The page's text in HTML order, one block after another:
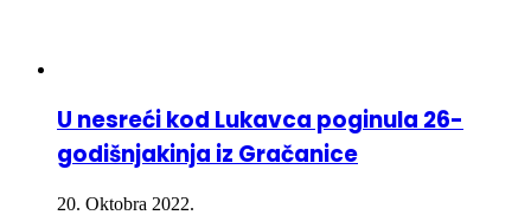
U nesreći kod Lukavca poginula 26-
godišnjakinja iz Gračanice
20. Oktobra 2022.